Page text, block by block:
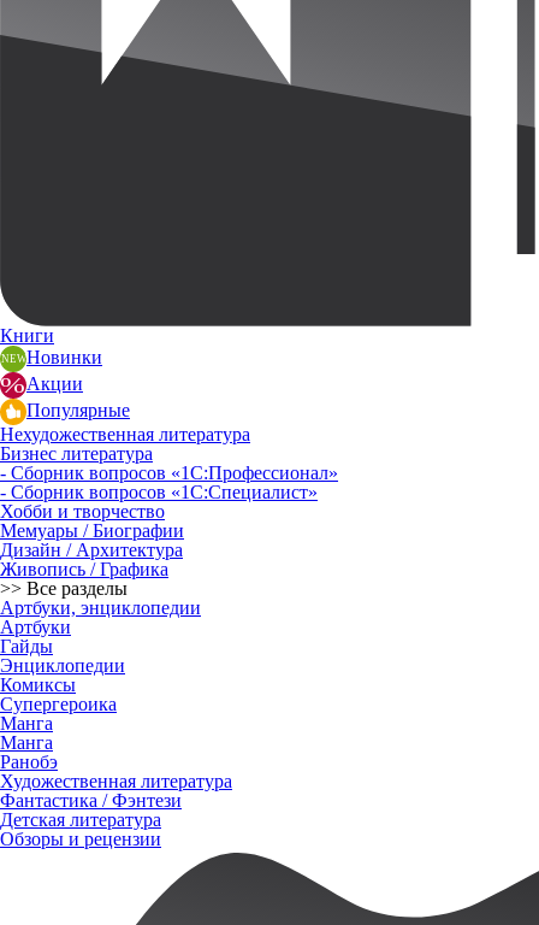
Книги
Новинки
Акции
Популярные
Нехудожественная литература
Бизнес литература
- Сборник вопросов «1С:Профессионал»
- Сборник вопросов «1С:Специалист»
Хобби и творчество
Мемуары / Биографии
Дизайн / Архитектура
Живопись / Графика
>> Все разделы
Артбуки, энциклопедии
Артбуки
Гайды
Энциклопедии
Комиксы
Супергероика
Манга
Манга
Ранобэ
Художественная литература
Фантастика / Фэнтези
Детская литература
Обзоры и рецензии